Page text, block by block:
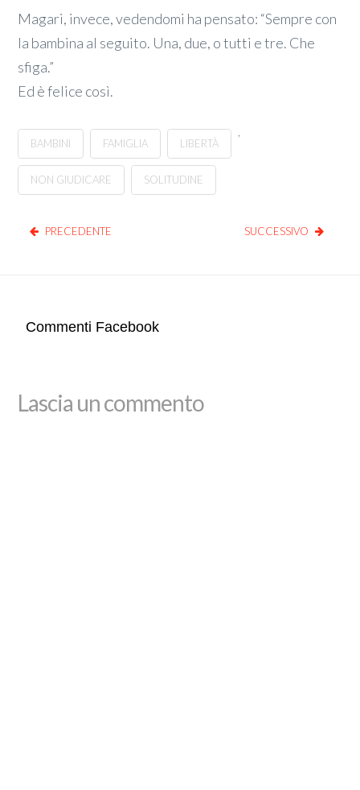
Magari, invece, vedendomi ha pensato: “Sempre con
la bambina al seguito. Una, due, o tutti e tre. Che
sfiga.”
Ed è felice così.
BAMBINI FAMIGLIA LIBERTÀ
NON GIUDICARE SOLITUDINE
PRECEDENTE SUCCESSIVO
Commenti Facebook
Lascia un commento